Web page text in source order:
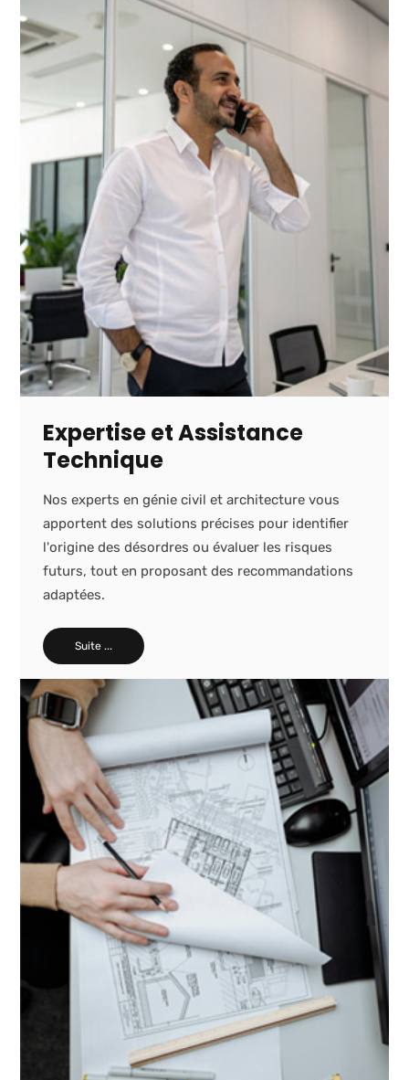
Expertise et Assistance
Technique
Nos experts en génie civil et architecture vous
apportent des solutions précises pour identifier
l'origine des désordres ou évaluer les risques
futurs, tout en proposant des recommandations
adaptées.
Suite ...